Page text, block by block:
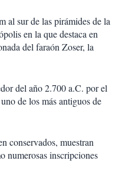
al sur de las pirámides de la
en la que destaca en
del faraón Zoser, la
del año 2.700 a.C. por el
de los más antiguos de
conservados, muestran
numerosas inscripciones